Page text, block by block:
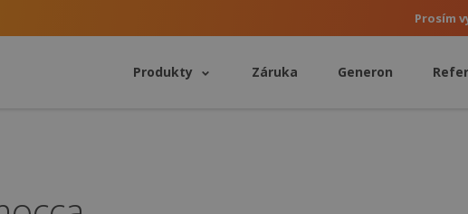
Prosím
Produkty Záruka Generon